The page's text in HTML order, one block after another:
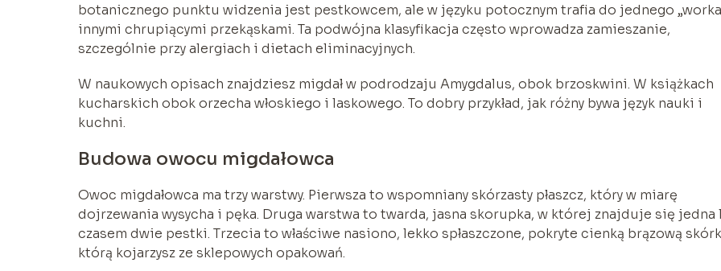
botanicznego punktu widzenia jest pestkowcem, ale w języku potocznym trafia do jednego
innymi chrupiącymi przekąskami. Ta podwójna klasyfikacja często wprowadza zamieszanie,
szczególnie przy alergiach i dietach eliminacyjnych.
W naukowych opisach znajdziesz migdał w podrodzaju Amygdalus, obok brzoskwini. W książkach
kucharskich obok orzecha włoskiego i laskowego. To dobry przykład, jak różny bywa język nauki i
kuchni.
Budowa owocu migdałowca
Owoc migdałowca ma trzy warstwy. Pierwsza to wspomniany skórzasty płaszcz, który w miarę
dojrzewania wysycha i pęka. Druga warstwa to twarda, jasna skorupka, w której znajduje się jedna
czasem dwie pestki. Trzecia to właściwe nasiono, lekko spłaszczone, pokryte cienką brązową
którą kojarzysz ze sklepowych opakowań.